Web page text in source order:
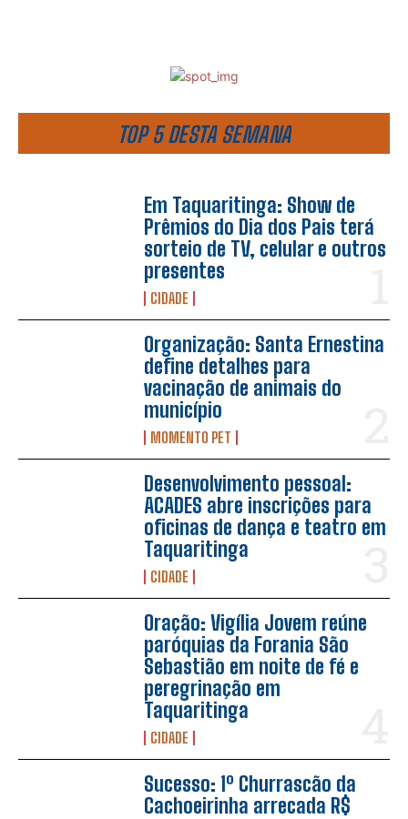
TOP 5 DESTA SEMANA
Em Taquaritinga: Show de
Prêmios do Dia dos Pais terá
sorteio de TV, celular e outros
presentes
CIDADE
Organização: Santa Ernestina
define detalhes para
vacinação de animais do
município
MOMENTO PET
Desenvolvimento pessoal:
ACADES abre inscrições para
oficinas de dança e teatro em
Taquaritinga
CIDADE
Oração: Vigília Jovem reúne
paróquias da Forania São
Sebastião em noite de fé e
peregrinação em
Taquaritinga
CIDADE
Sucesso: 1º Churrascão da
Cachoeirinha arrecada R$